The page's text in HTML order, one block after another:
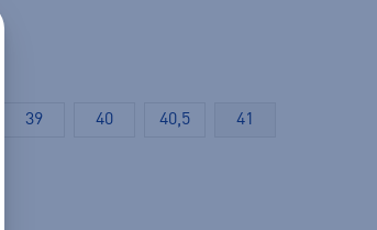
39 40 40,5 41